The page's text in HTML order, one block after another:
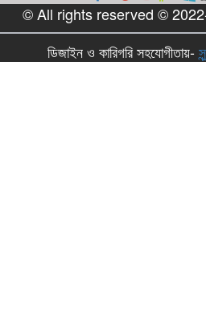
© All rights reserved © 2022-
ডিজাইন ও কারিগরি সহযোগীতায়-